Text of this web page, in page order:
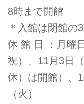
8時まで開館
＊入館は閉館の
休 館 日 ：月曜
祝）、11月3日
休）は開館）、
（火）